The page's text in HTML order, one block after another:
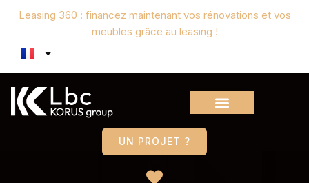
Leasing 360 : financez maintenant vos rénovations et vos
meubles grâce au leasing !
UN PROJET ?